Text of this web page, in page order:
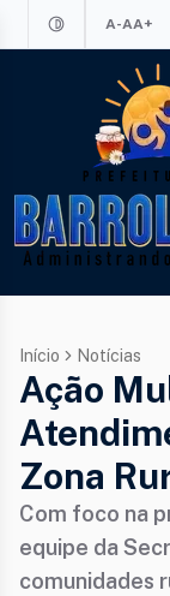
A-AA+
Início Notícias
Ação
Zona
Com foco na
equipe da
comunidades